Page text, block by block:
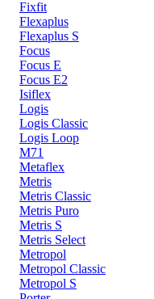
Fixfit
Flexaplus
Flexaplus S
Focus
Focus E
Focus E2
Isiflex
Logis
Logis Classic
Logis Loop
M71
Metaflex
Metris
Metris Classic
Metris Puro
Metris S
Metris Select
Metropol
Metropol Classic
Metropol S